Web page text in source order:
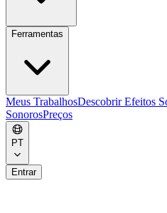
Ferramentas
Meus TrabalhosDescobrir Efeitos
SonorosPreços
PT
Entrar